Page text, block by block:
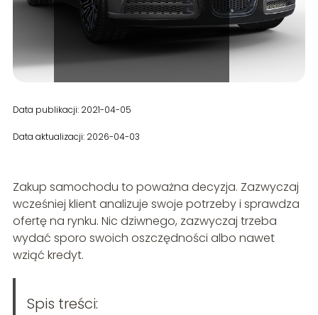
Data publikacji: 2021-04-05
Data aktualizacji: 2026-04-03
Zakup samochodu to poważna decyzja. Zazwyczaj
wcześniej klient analizuje swoje potrzeby i sprawdza
ofertę na rynku. Nic dziwnego, zazwyczaj trzeba
wydać sporo swoich oszczędności albo nawet
wziąć kredyt.
Spis treści: